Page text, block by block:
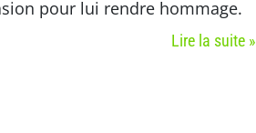
pour lui rendre hommage.
Lire la suite »